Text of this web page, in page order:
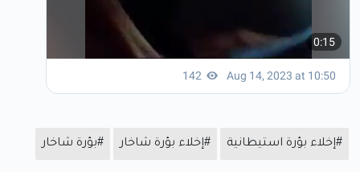
#إخلاء بؤرة استيطانية #إخلاء بؤرة شاخار #بؤرة شاخار